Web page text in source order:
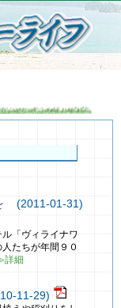
(2011-01-31)
「ヴィライナワ
たちが年間９０
細
11-29)